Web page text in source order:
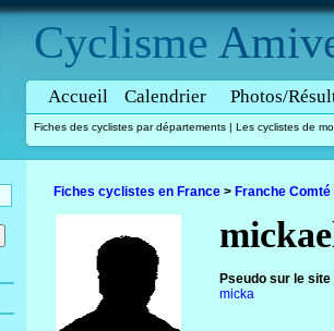
Cyclisme
Accueil Calendrier Photos/
Fiches des cyclistes par départements | Les cyclistes de
Fiches cyclistes en France > Franche Comté
Pseudo sur le site
micka